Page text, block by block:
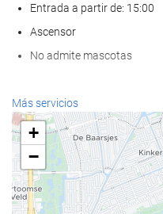
Entrada a partir de: 15:00
Ascensor
No admite mascotas
Servicios de recepción
Recepción 24 horas
Guardaequipaje
Comida y bebida
Más servicios
+
−